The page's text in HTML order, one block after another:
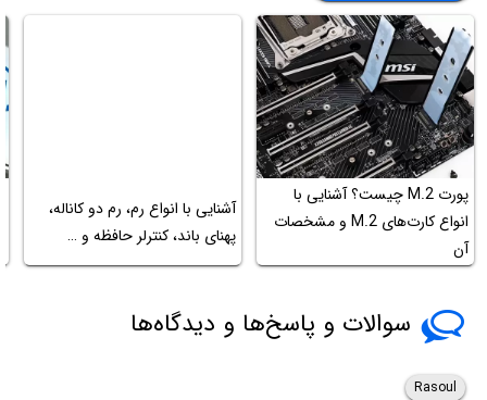
پورت M.2 چیست؟ آشنایی با
انواع کارت‌های M.2 و مشخصات
آن
آشنایی با انواع رم، رم دو کاناله،
پهنای باند، کنترلر حافظه و …
سوالات و پاسخ‌ها و دیدگاه‌ها
Rasoul